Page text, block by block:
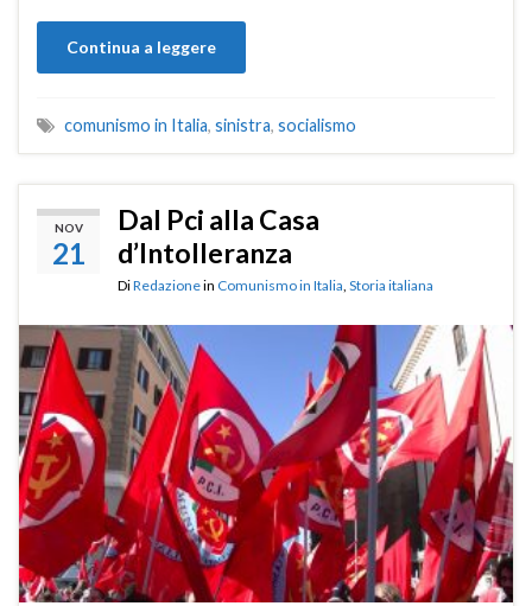
Continua a leggere
comunismo in Italia, sinistra, socialismo
NOV
21
Dal Pci alla Casa
d’Intolleranza
DiRedazionein Comunismo in Italia Storia italiana